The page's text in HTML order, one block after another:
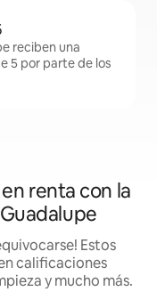
reciben una
5 por parte de los
renta con la
Estos
calificaciones
y mucho más.